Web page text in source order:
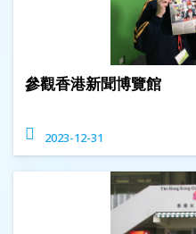
參觀香港新聞博覽館
2023-12-31